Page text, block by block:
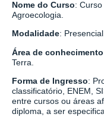
Nome do Curso:
Agroecologia.
Modalidade:
Área de
Terra.
Forma de Ingresso:
classificatório, ENEM,
entre cursos ou áreas
diploma, a ser